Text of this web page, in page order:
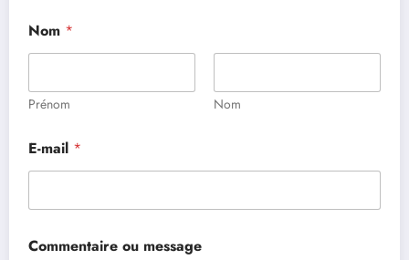
Nom *
Prénom Nom
E-mail *
Commentaire ou message